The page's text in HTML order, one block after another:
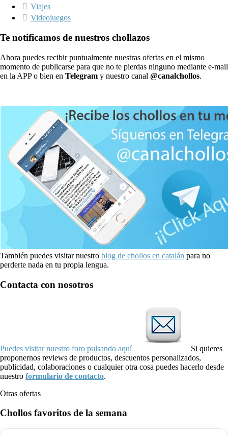
Viajes
Videojuegos
Te notificamos de nuestros chollazos
Ahora puedes recibir puntualmente nuestras ofertas en el mismo
momento de publicarse para que no te pierdas ninguno mediante e-mail
en la APP o bien en Telegram y nuestro canal @canalchollos.
También puedes visitar nuestro blog de chollos en catalán para no
perderte nada en tu propia lengua.
Contacta con nosotros
Puedes visitar nuestro foro pulsando aquí
Si quieres
proponernos reviews de productos, descuentos personalizados,
publicidad, colaboraciones o cualquier otra cosa puedes hacerlo desde
nuestro formulario de contacto.
Otras ofertas
Chollos favoritos de la semana